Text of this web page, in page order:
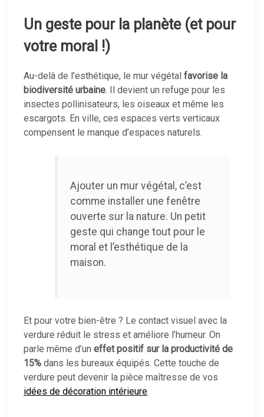
Un geste pour la planète (et pour
votre moral !)
Au-delà de l’esthétique, le mur végétal favorise la
biodiversité urbaine. Il devient un refuge pour les
insectes pollinisateurs, les oiseaux et même les
escargots. En ville, ces espaces verts verticaux
compensent le manque d’espaces naturels.
Ajouter un mur végétal, c’est
comme installer une fenêtre
ouverte sur la nature. Un petit
geste qui change tout pour le
moral et l’esthétique de la
maison.
Et pour votre bien-être ? Le contact visuel avec la
verdure réduit le stress et améliore l’humeur. On
parle même d’un effet positif sur la productivité de
15% dans les bureaux équipés. Cette touche de
verdure peut devenir la pièce maîtresse de vos
idées de décoration intérieure.